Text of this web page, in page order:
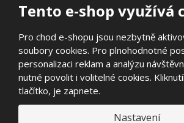
Tento e-shop využívá
Pro chod e-shopu jsou nezbytně
soubory cookies. Pro plnohodnotné
personalizaci reklam a analýzu
nutné povolit i volitelné cookies.
tlačítko, je zapnete.
Nastavení